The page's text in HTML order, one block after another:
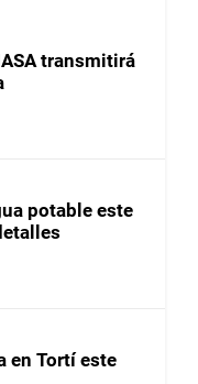
transmitirá
potable este
en Tortí este